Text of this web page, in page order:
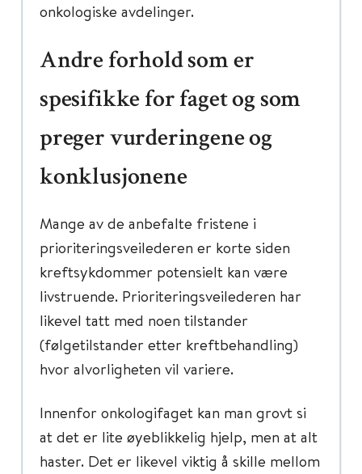
onkologiske avdelinger.
Andre forhold som er
spesifikke for faget og som
preger vurderingene og
konklusjonene
Mange av de anbefalte fristene i
prioriteringsveilederen er korte siden
kreftsykdommer potensielt kan være
livstruende. Prioriteringsveilederen har
likevel tatt med noen tilstander
(følgetilstander etter kreftbehandling)
hvor alvorligheten vil variere.
Innenfor onkologifaget kan man grovt si
at det er lite øyeblikkelig hjelp, men at alt
haster. Det er likevel viktig å skille mellom